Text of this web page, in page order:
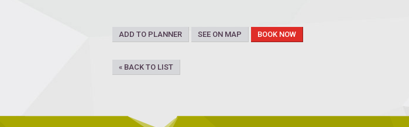
ADD TO PLANNER SEE ON MAP BOOK NOW
« BACK TO LIST